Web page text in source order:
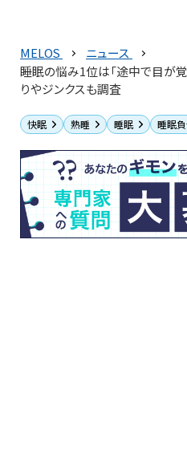
MELOS
ニュース
睡眠の悩み1位は「途中で目が覚
りやジンクスも調査
快眠 熟睡 睡眠 睡眠